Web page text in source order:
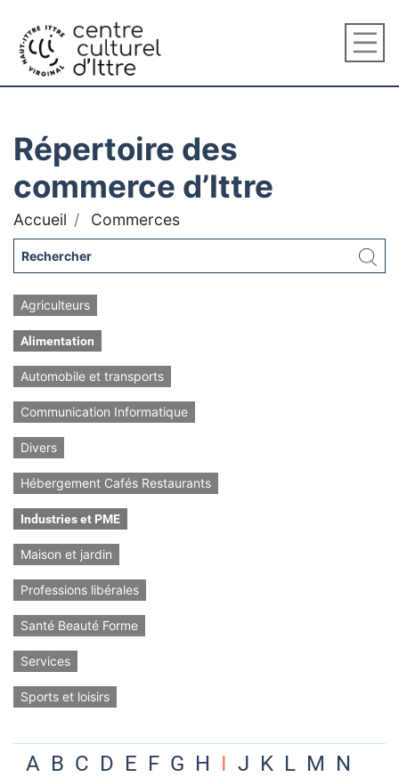
Répertoire des
commerce d’Ittre
Accueil Commerces
Agriculteurs
Alimentation
Automobile et transports
Communication Informatique
Divers
Hébergement Cafés Restaurants
Industries et PME
Maison et jardin
Professions libérales
Santé Beauté Forme
Services
Sports et loisirs
A B C D E F G H I J K L M N